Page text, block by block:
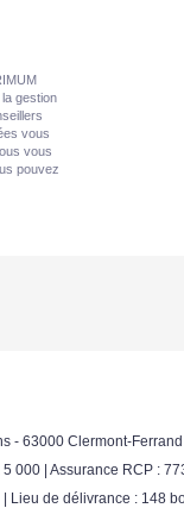
gestion
vous
vous
pouvez
- 63000 Clermont-
000 | Assurance RCP :
Lieu de délivrance : 148